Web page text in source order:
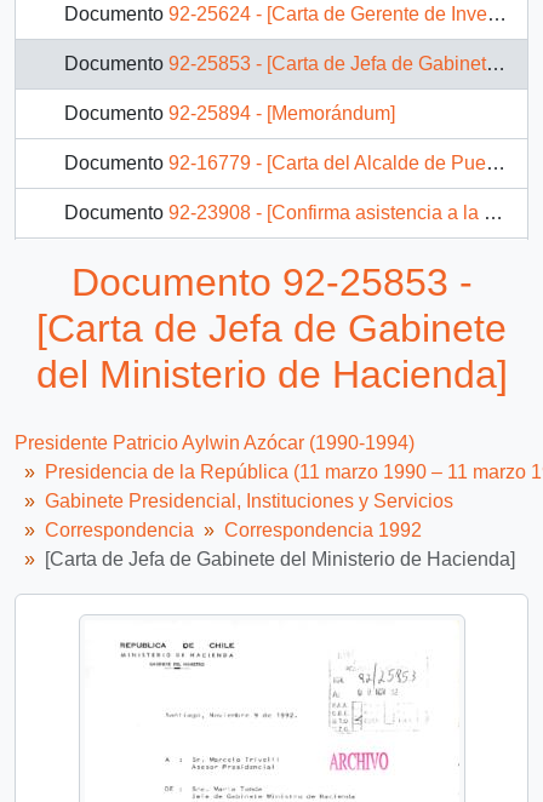
Documento 92-25624 - [Carta de Gerente de Inversiones Sucden de Chile Ltda. al Ministro de Agricultura]
Documento 92-25853 - [Carta de Jefa de Gabinete del Ministerio de Hacienda]
Documento 92-25894 - [Memorándum]
Documento 92-16779 - [Carta del Alcalde de Puerto Montt]
Documento 92-23908 - [Confirma asistencia a la reunión preparatoria del Seminario Internacional "El Pacífico, Parte Integrante del Nuevo Mundo : Mar del S. XXI]
149 más...
Documento 92-25853 -
[Carta de Jefa de Gabinete
del Ministerio de Hacienda]
Presidente Patricio Aylwin Azócar (1990-1994)
Presidencia de la República (11 marzo 1990 – 11 marzo
Gabinete Presidencial, Instituciones y Servicios
Correspondencia
Correspondencia 1992
[Carta de Jefa de Gabinete del Ministerio de Hacienda]